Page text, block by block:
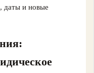
даты и новые